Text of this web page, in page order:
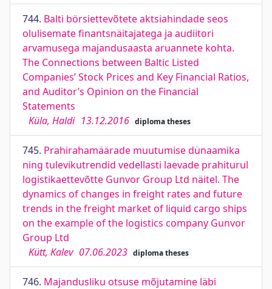
744. Balti börsiettevõtete aktsiahindade seos
olulisemate finantsnäitajatega ja audiitori
arvamusega majandusaasta aruannete kohta.
The Connections between Baltic Listed
Companies’ Stock Prices and Key Financial Ratios,
and Auditor’s Opinion on the Financial
Statements
Küla, Haldi 13.12.2016 diploma theses
745. Prahirahamäärade muutumise dünaamika
ning tulevikutrendid vedellasti laevade prahiturul
logistikaettevõtte Gunvor Group Ltd näitel. The
dynamics of changes in freight rates and future
trends in the freight market of liquid cargo ships
on the example of the logistics company Gunvor
Group Ltd
Kütt, Kalev 07.06.2023 diploma theses
746. Majandusliku otsuse mõjutamine läbi